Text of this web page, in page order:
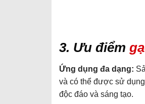
3. Ưu điểm
Ứng dụng đa dạng:
và có thể được sử
độc đáo và sáng tạo.